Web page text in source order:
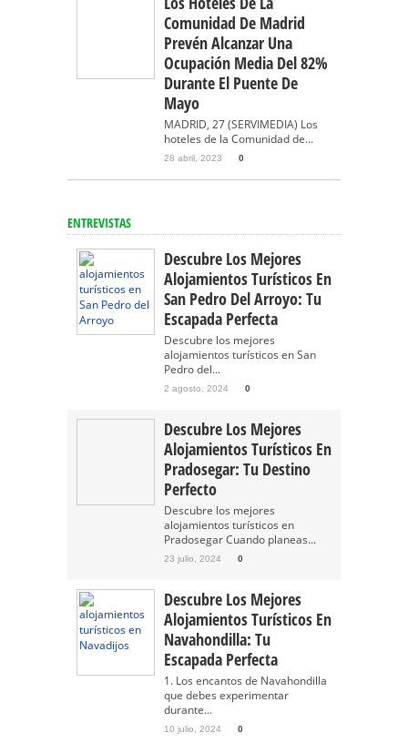
Comunidad De Madrid
Prevén Alcanzar Una
Ocupación Media Del 82%
Durante El Puente De
Mayo
MADRID, 27 (SERVIMEDIA) Los
hoteles de la Comunidad de...
28 abril, 2023 0
ENTREVISTAS
Descubre Los Mejores
Alojamientos Turísticos En
San Pedro Del Arroyo: Tu
Escapada Perfecta
Descubre los mejores
alojamientos turísticos en San
Pedro del...
2 agosto, 2024 0
Descubre Los Mejores
Alojamientos Turísticos En
Pradosegar: Tu Destino
Perfecto
Descubre los mejores
alojamientos turísticos en
Pradosegar Cuando planeas...
23 julio, 2024 0
Descubre Los Mejores
Alojamientos Turísticos En
Navahondilla: Tu
Escapada Perfecta
1. Los encantos de Navahondilla
que debes experimentar
durante...
10 julio, 2024 0